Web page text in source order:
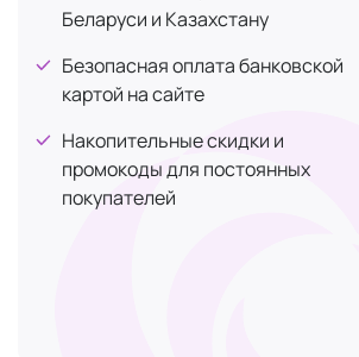
Легкая фиксация
От темных кругов +17
Лечение перхоти
Отшелушивание
От покраснений
Беларуси и Казахстану
Безопасная оплата банковской
картой на сайте
Накопительные скидки и
промокоды для постоянных
покупателей